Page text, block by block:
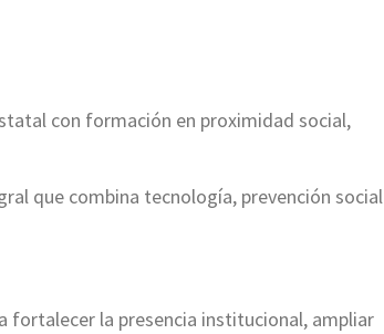
con formación en proximidad social,
que combina tecnología, prevención social
fortalecer la presencia institucional, ampliar